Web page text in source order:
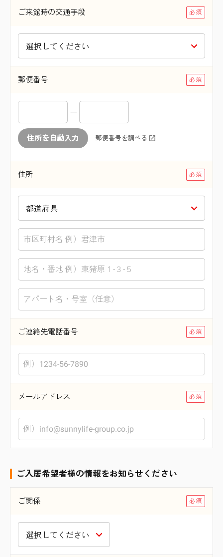
ご来館時の交通手段
郵便番号
ー
住所を自動入力 郵便番号を調べる
住所
ご連絡先電話番号
メールアドレス
ご入居希望者様の情報をお知らせください
ご関係